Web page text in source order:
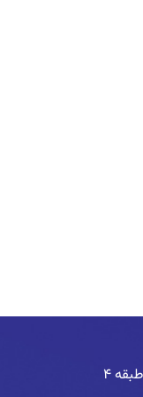
خوزستان – بهبهان – خیابان نهایی مجتمع ستاره شهر طبقه ۴